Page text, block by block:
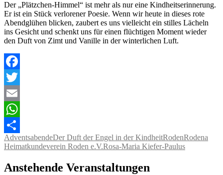
Der „Plätzchen-Himmel“ ist mehr als nur eine Kindheitserinnerung.
Er ist ein Stück verlorener Poesie. Wenn wir heute in dieses rote
Abendglühen blicken, zaubert es uns vielleicht ein stilles Lächeln
ins Gesicht und schenkt uns für einen flüchtigen Moment wieder
den Duft von Zimt und Vanille in der winterlichen Luft.
Facebook
Twitter
Email
WhatsApp
Teilen
AdventsabendeDer Duft der Engel in der KindheitRodenRodena
Heimatkundeverein Roden e.V.Rosa-Maria Kiefer-Paulus
Anstehende Veranstaltungen